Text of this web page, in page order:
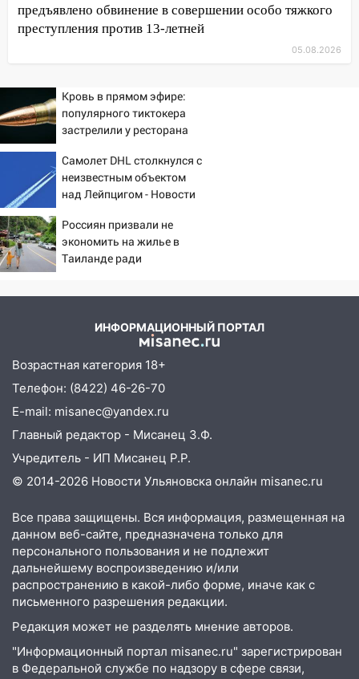
06:10 Двое мигрантов изнасиловали 13-
летнюю девочку в центре Ульяновска
мешок и попытались утопить в Волге
05:30
Астрологи назвали самый
опасный день августа: что ждет каждый
знак 5 августа
04.08.2026
23:27
Прокуратура проверяет
капремонт школы в посёлке Налейка
22:33
Прокуратура проверяет
спортивные объекты в Старой Майне
21:01 Ульяновцев приглашают сдать
Ульяновская область девятую
неделю подряд удерживает самые
низкие цены на подсолнечное масло
19:33 Коровы-рекордсменки: в
Ульяновской области выросли надои
молока
18:20
В Ульяновской области до конца
года благоустроят 20 родников
17:27 В Ульяновской области 114 детей-
сирот получили жильё с начала года
16:43 Дорожный сезон перевалил за
экватор: в Ульяновской области
обновили половину региональных трасс
16:31
В Ульяновской области
капитально отремонтируют 101
многоквартирный дом
предъявлено обвинение в совершении особо тяжкого
преступления против 13-летней
05.08.2026
Кровь в прямом эфире:
популярного тиктокера
застрелили у ресторана
Самолет DHL столкнулся с
неизвестным объектом
над Лейпцигом - Новости
Россиян призвали не
экономить на жилье в
Таиланде ради
ИНФОРМАЦИОННЫЙ ПОРТАЛ
Возрастная категория 18+
Телефон: (8422) 46-26-70
E-mail: misanec@yandex.ru
Главный редактор - Мисанец З.Ф.
Учредитель - ИП Мисанец Р.Р.
© 2014-2026 Новости Ульяновска онлайн misanec.ru
Все права защищены. Вся информация, размещенная на
данном веб-сайте, предназначена только для
персонального пользования и не подлежит
дальнейшему воспроизведению и/или
распространению в какой-либо форме, иначе как с
письменного разрешения редакции.
Редакция может не разделять мнение авторов.
"Информационный портал misanec.ru" зарегистрирован
в Федеральной службе по надзору в сфере связи,